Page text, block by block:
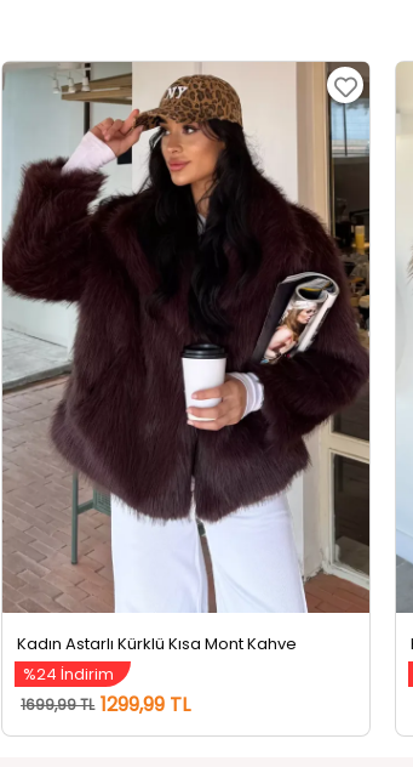
Kadın Astarlı Kürklü Kısa Mont Kahve
%24 İndirim
1699,99 TL 1299,99 TL